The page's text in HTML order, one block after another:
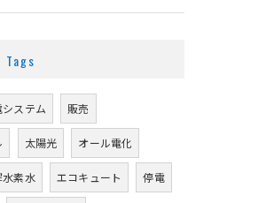
Tags
システム 販売
太陽光 オール電化
水素水 エコキュート 停電